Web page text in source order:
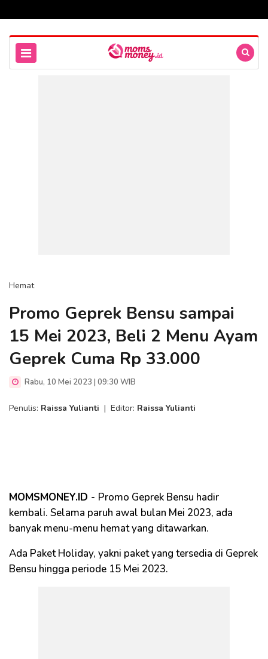
Hemat
Promo Geprek Bensu sampai
15 Mei 2023, Beli 2 Menu Ayam
Geprek Cuma Rp 33.000
Rabu, 10 Mei 2023 | 09:30 WIB
Penulis: Raissa Yulianti | Editor: Raissa Yulianti
MOMSMONEY.ID - Promo Geprek Bensu hadir
kembali. Selama paruh awal bulan Mei 2023, ada
banyak menu-menu hemat yang ditawarkan.
Ada Paket Holiday, yakni paket yang tersedia di Geprek
Bensu hingga periode 15 Mei 2023.